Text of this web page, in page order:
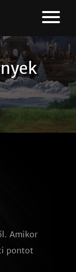
Amikor
pontot